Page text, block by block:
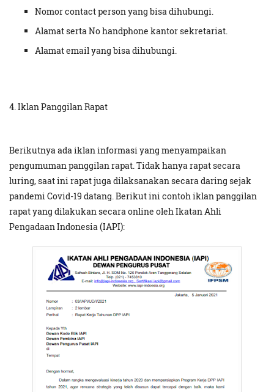
Nomor contact person yang bisa dihubungi.
Alamat serta No handphone kantor sekretariat.
Alamat email yang bisa dihubungi.
4. Iklan Panggilan Rapat
Berikutnya ada iklan informasi yang menyampaikan
pengumuman panggilan rapat. Tidak hanya rapat secara
luring, saat ini rapat juga dilaksanakan secara daring sejak
pandemi Covid-19 datang. Berikut ini contoh iklan panggilan
rapat yang dilakukan secara online oleh Ikatan Ahli
Pengadaan Indonesia (IAPI):